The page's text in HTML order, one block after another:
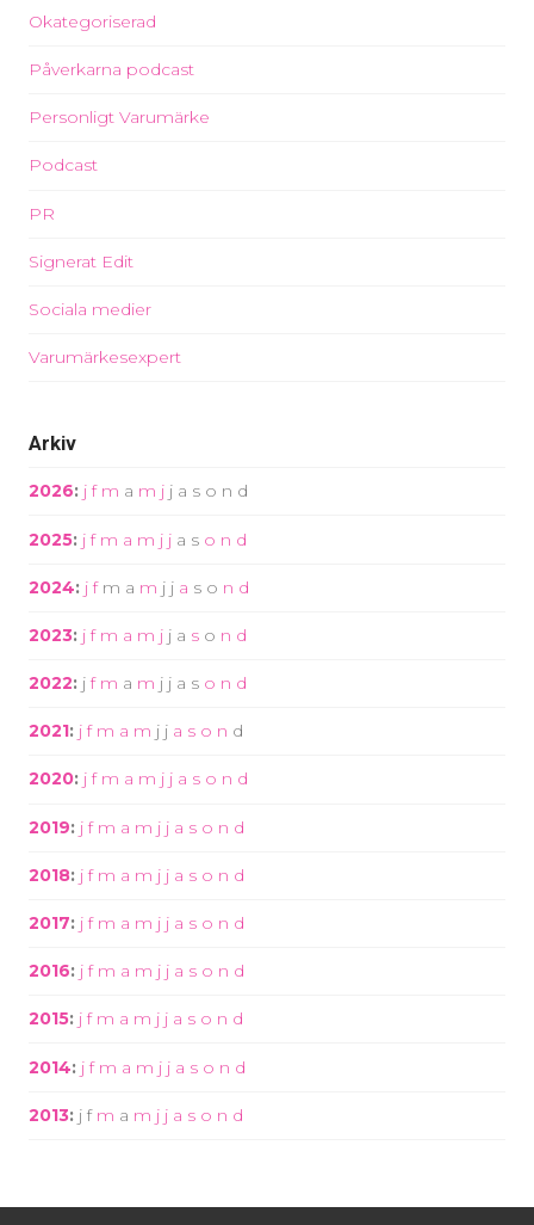
Okategoriserad
Påverkarna podcast
Personligt Varumärke
Podcast
PR
Signerat Edit
Sociala medier
Varumärkesexpert
Arkiv
2026: j f m a m j j a s o n d
2025: j f m a m j j a s o n d
2024: j f m a m j j a s o n d
2023: j f m a m j j a s o n d
2022: j f m a m j j a s o n d
2021: j f m a m j j a s o n d
2020: j f m a m j j a s o n d
2019: j f m a m j j a s o n d
2018: j f m a m j j a s o n d
2017: j f m a m j j a s o n d
2016: j f m a m j j a s o n d
2015: j f m a m j j a s o n d
2014: j f m a m j j a s o n d
2013: j f m a m j j a s o n d